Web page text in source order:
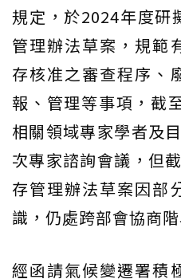
規定，於2024年度研
管理辦法草案，規範
存核准之審查程序、
報、管理等事項，截
相關領域專家學者及
次專家諮詢會議，但
存管理辦法草案因部
識，仍處跨部會協商
經函請氣候變遷署積